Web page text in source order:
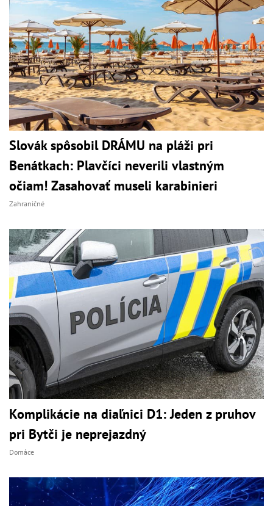
Slovák spôsobil DRÁMU na pláži pri
Benátkach: Plavčíci neverili vlastným
očiam! Zasahovať museli karabinieri
Zahraničné
Komplikácie na diaľnici D1: Jeden z pruhov
pri Bytči je neprejazdný
Domáce